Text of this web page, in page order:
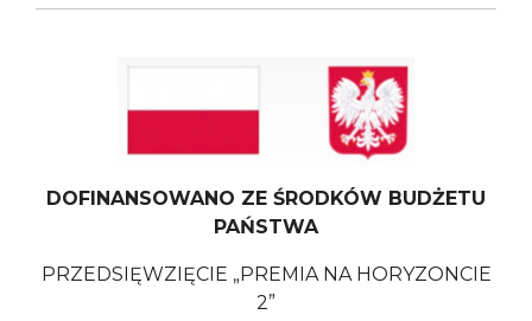
DOFINANSOWANO ZE ŚRODKÓW BUDŻETU
PAŃSTWA
PRZEDSIĘWZIĘCIE „PREMIA NA HORYZONCIE
2”